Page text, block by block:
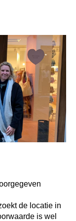
de locatie in
is wel